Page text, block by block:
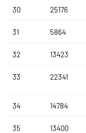
30 25176
31 5864
32 13423
33 22341
34 14784
35 13400